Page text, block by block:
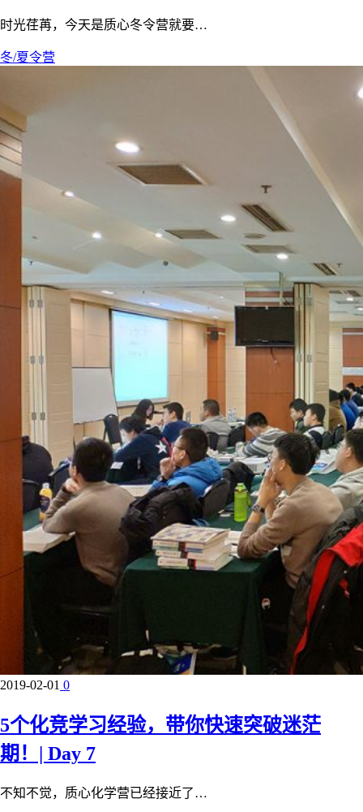
时光荏苒，今天是质心冬令营就要…
冬/夏令营
2019-02-01 0
5个化竞学习经验，带你快速突破迷茫
期！| Day 7
不知不觉，质心化学营已经接近了…